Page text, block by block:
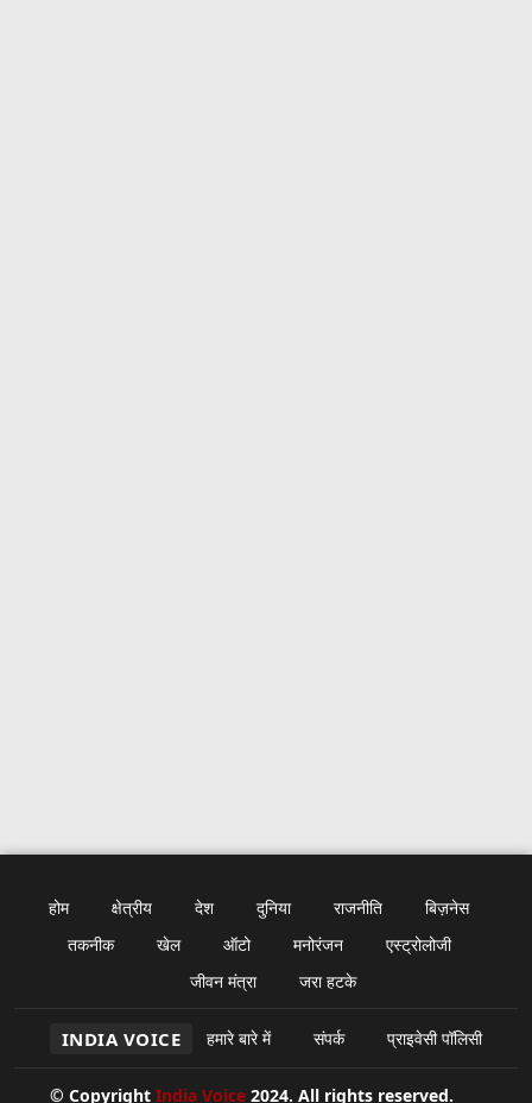
होम क्षेत्रीय देश दुनिया राजनीति
बिज़नेस
तकनीक
खेल ऑटो मनोरंजन
एस्ट्रोलोजी
जीवन मंत्रा
जरा हटके
INDIA VOICE हमारे बारे में संपर्क प्राइवेसी पॉलिसी
© Copyright India Voice 2024. All rights reserved.